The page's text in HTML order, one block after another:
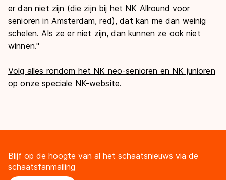
er dan niet zijn (die zijn bij het NK Allround voor
senioren in Amsterdam, red), dat kan me dan weinig
schelen. Als ze er niet zijn, dan kunnen ze ook niet
winnen."
Volg alles rondom het NK neo-senioren en NK junioren
op onze speciale NK-website.
Blijf op de hoogte van al het schaatsnieuws via de
schaatsfanmailing